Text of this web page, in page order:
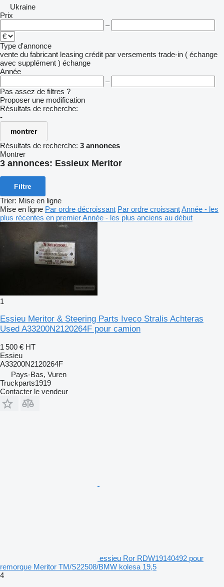
Ukraine
Prix
–
Type d'annonce
vente du fabricant leasing crédit par versements trade-in ( échange
avec supplément ) échange
Année
–
Pas assez de filtres ?
Proposer une modification
Résultats de recherche:
-
montrer
Résultats de recherche: 3 annonces
Montrer
3 annonces: Essieux Meritor
Filtre
Trier: Mise en ligne
Mise en ligne Par ordre décroissant Par ordre croissantAnnée - les
plus récentes en premierAnnée - les plus anciens au début
1
Essieu Meritor & Steering Parts Iveco Stralis Achteras
Used A33200N2120264F pour camion
1 500 € HT
Essieu
A33200N2120264F
Pays-Bas, Vuren
Truckparts1919
Contacter le vendeur
essieu Ror RDW19140492 pour
remorque Meritor TM/S22508/BMW kolesa 19,5
4